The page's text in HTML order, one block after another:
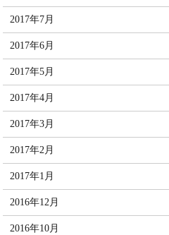
2017年7月
2017年6月
2017年5月
2017年4月
2017年3月
2017年2月
2017年1月
2016年12月
2016年10月